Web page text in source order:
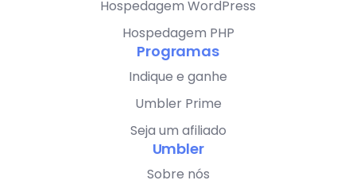
Hospedagem WordPress
Hospedagem PHP
Programas
Indique e ganhe
Umbler Prime
Seja um afiliado
Umbler
Sobre nós